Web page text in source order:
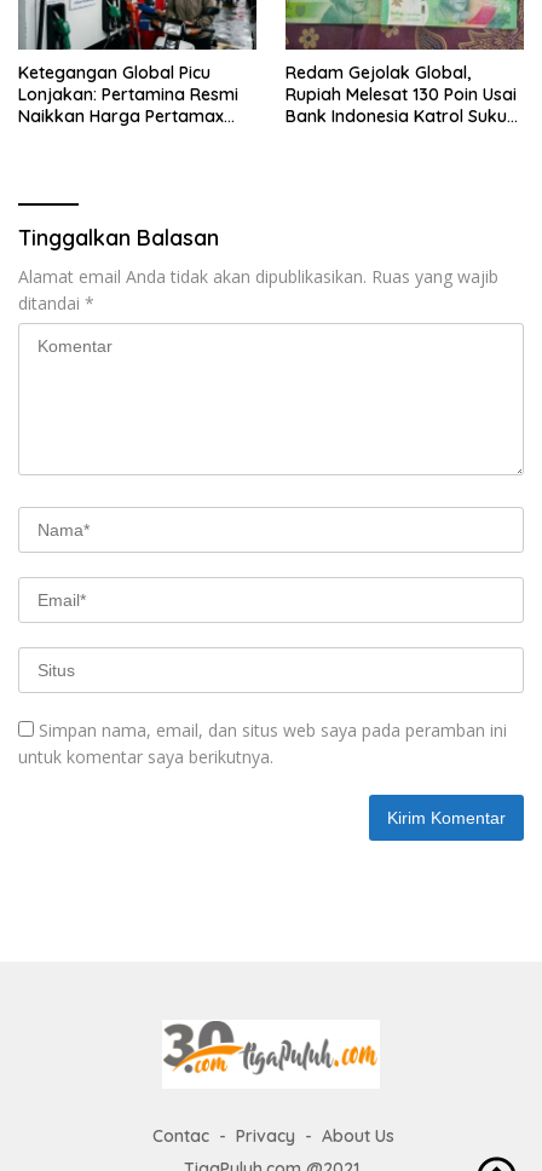
Ketegangan Global Picu
Lonjakan: Pertamina Resmi
Naikkan Harga Pertamax
Redam Gejolak Global,
Rupiah Melesat 130 Poin Usai
Bank Indonesia Katrol Suku
Tinggalkan Balasan
Alamat email Anda tidak akan dipublikasikan. Ruas yang wajib
ditandai *
Simpan nama, email, dan situs web saya pada peramban ini
untuk komentar saya berikutnya.
Contac Privacy
About Us